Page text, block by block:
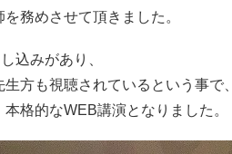
務めさせて頂きました。
込みがあり、
方も視聴されているという事で、
格的なWEB講演となりました。